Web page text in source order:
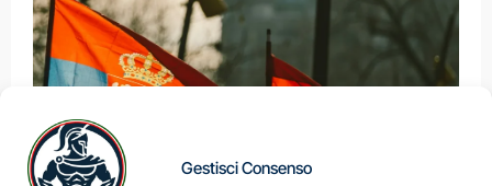
Gestisci Consenso